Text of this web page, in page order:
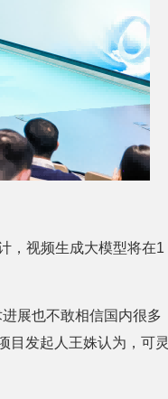
，视频生成大模型将在1
展也不敢相信国内很多
目发起人王姝认为，可灵